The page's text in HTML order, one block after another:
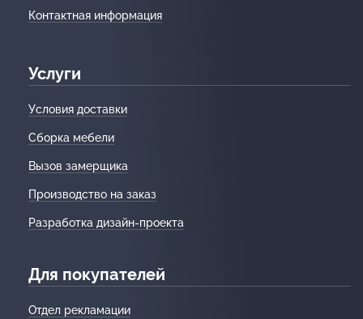
Контактная информация
Услуги
Условия доставки
Сборка мебели
Вызов замерщика
Производство на заказ
Разработка дизайн-проекта
Для покупателей
Отдел рекламации